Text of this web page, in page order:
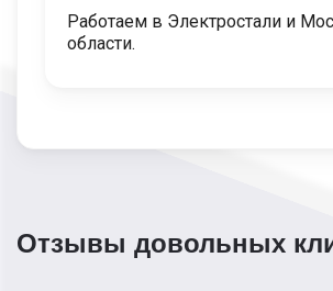
Работаем в Электростали и
области.
Отзывы довольных